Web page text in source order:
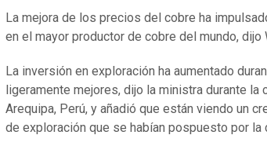
La mejora de los precios del cobre ha
en el mayor productor de cobre del mundo, dijo
La inversión en exploración ha aumentado
ligeramente mejores, dijo la ministra durante la
Arequipa, Perú, y añadió que están viendo un
de exploración que se habían pospuesto por la